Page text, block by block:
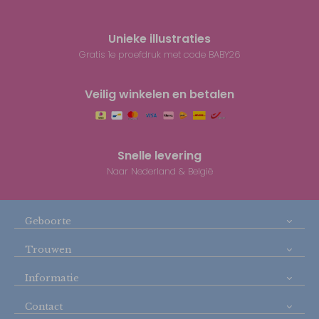
Unieke illustraties
Gratis 1e proefdruk met code BABY26
Veilig winkelen en betalen
Snelle levering
Naar Nederland & België
Geboorte
Trouwen
Informatie
Contact